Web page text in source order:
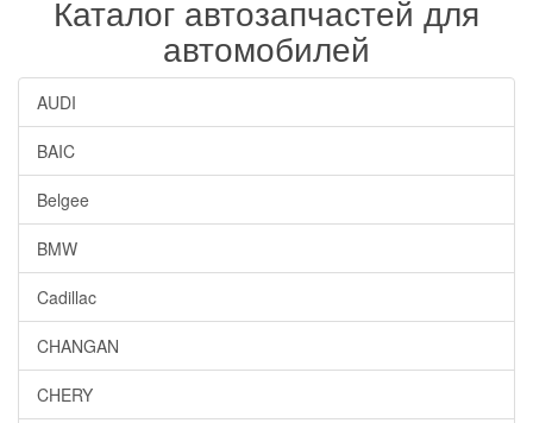
Каталог автозапчастей для
автомобилей
AUDI
BAIC
Belgee
BMW
Cadillac
CHANGAN
CHERY